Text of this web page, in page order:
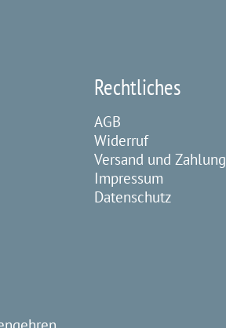
Rechtliches
AGB
Widerruf
Versand und Zahlung
Impressum
Datenschutz